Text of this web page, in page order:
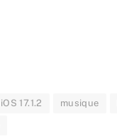
iOS 17.1.2 musique